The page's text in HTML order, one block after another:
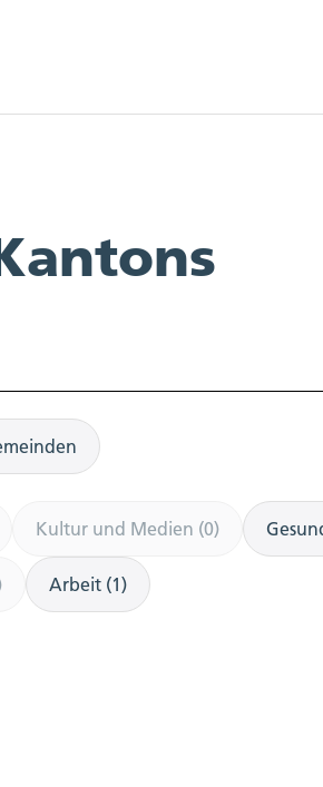
Kultur und Medien (0)
Arbeit (1)